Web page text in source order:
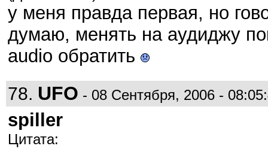
у меня правда первая, но
думаю, менять на аудиджу
audio обратить
78. UFO - 08 Сентября, 2006 -
spiller
Цитата: